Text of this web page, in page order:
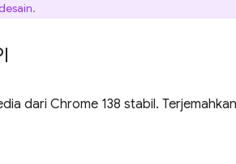
dari Chrome 138 stabil.